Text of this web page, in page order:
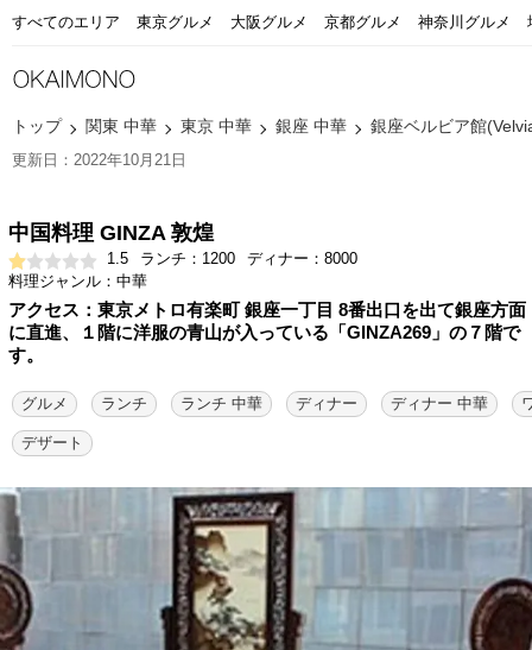
すべてのエリア 東京グルメ 大阪グルメ 京都グルメ 神奈川グルメ
トップ 関東 中華 東京 中華 銀座 中華 銀座ベルビア館
更新日：2022年10月21日
中国料理 GINZA 敦煌
1.5 ランチ：1200
ディナー：8000
料理ジャンル：中華
アクセス：東京メトロ有楽町 銀座一丁目 8番出口を出て銀座方面
に直進、１階に洋服の青山が入っている「GINZA269」の７階で
す。
グルメ ランチ ランチ 中華 ディナー ディナー 中華
デザート